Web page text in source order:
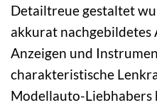
Detailtreue gestaltet
akkurat
Anzeigen und
charakteristische
Modellauto-Liebhabers